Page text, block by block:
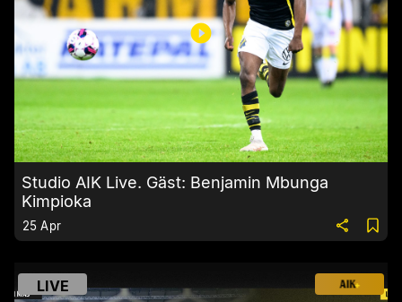
Studio AIK Live. Gäst: Benjamin Mbunga
Kimpioka
25 Apr
LIVE